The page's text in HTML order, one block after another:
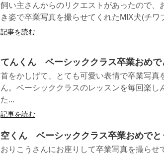
飼い主さんからのリクエストがあったので、
き姿で卒業写真を撮らせてくれたMIX犬(チワ
記事を読む
てんくん ベーシッククラス卒業おめで
首をかしげて、とても可愛い表情で卒業写真
ん。ベーシッククラスのレッスンを毎回楽し
た...
記事を読む
空くん ベーシッククラス卒業おめでと
おりこうさんにお座りして卒業写真を撮らせ